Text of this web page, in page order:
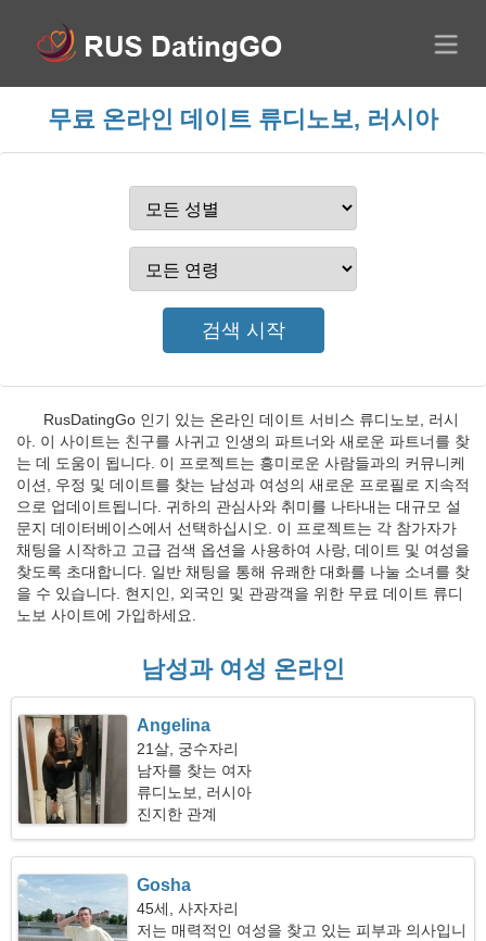
무료 온라인 데이트 류디노보, 러시아
RusDatingGo 인기 있는 온라인 데이트 서비스 류디노보, 러시
아. 이 사이트는 친구를 사귀고 인생의 파트너와 새로운 파트너를 찾
는 데 도움이 됩니다. 이 프로젝트는 흥미로운 사람들과의 커뮤니케
이션, 우정 및 데이트를 찾는 남성과 여성의 새로운 프로필로 지속적
으로 업데이트됩니다. 귀하의 관심사와 취미를 나타내는 대규모 설
문지 데이터베이스에서 선택하십시오. 이 프로젝트는 각 참가자가
채팅을 시작하고 고급 검색 옵션을 사용하여 사랑, 데이트 및 여성을
찾도록 초대합니다. 일반 채팅을 통해 유쾌한 대화를 나눌 소녀를 찾
을 수 있습니다. 현지인, 외국인 및 관광객을 위한 무료 데이트 류디
노보 사이트에 가입하세요.
남성과 여성 온라인
Angelina
21살, 궁수자리
남자를 찾는 여자
류디노보, 러시아
진지한 관계
Gosha
45세, 사자자리
저는 매력적인 여성을 찾고 있는 피부과 의사입니